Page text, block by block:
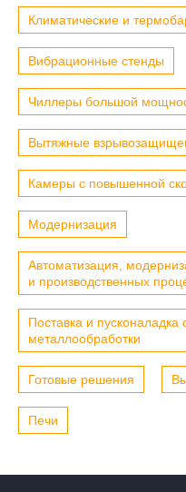
Климатические и
Вибрационные стенды
Чиллеры большой
Вытяжные
Камеры с повышенной
Модернизация
Автоматизация,
и производственных
Поставка и пусконаладка
металлообработки
Готовые решения
Печи